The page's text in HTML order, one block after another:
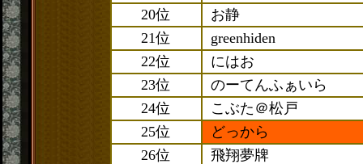
20位
お静
21位
greenhiden
22位
にはお
23位
のーてんふぁいら
24位
こぶた＠松戸
25位
どっから
26位
飛翔夢牌